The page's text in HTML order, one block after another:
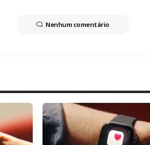
Nenhum comentário